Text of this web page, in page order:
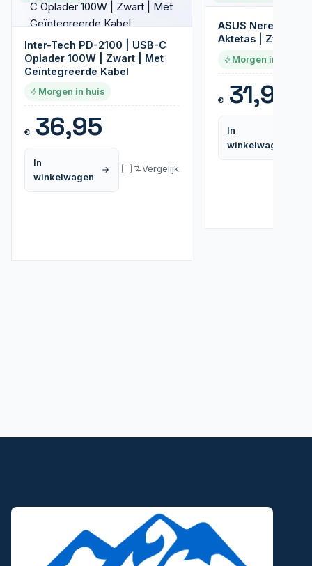
Inter-Tech PD-2100 | USB-C
Oplader 100W | Zwart | Met
Geïntegreerde Kabel
Morgen in huis
€36,95
In
winkelwagen
Vergelijk
ASUS Nereus 16"
Aktetas | Zwart
Morgen in huis
€31,95
In
winkelwagen